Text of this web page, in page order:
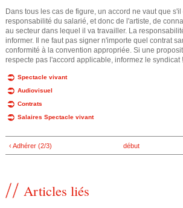
Dans tous les cas de figure, un accord ne vaut que
responsabilité du salarié, et donc de l'artiste, de
au secteur dans lequel il va travailler. La
informer. Il ne faut pas signer n'importe quel contrat
conformité à la convention appropriée. Si une
respecte pas l'accord applicable, informez le syndicat !
Spectacle vivant
Audiovisuel
Contrats
Salaires Spectacle vivant
‹ Adhérer (2/3) début
Articles liés